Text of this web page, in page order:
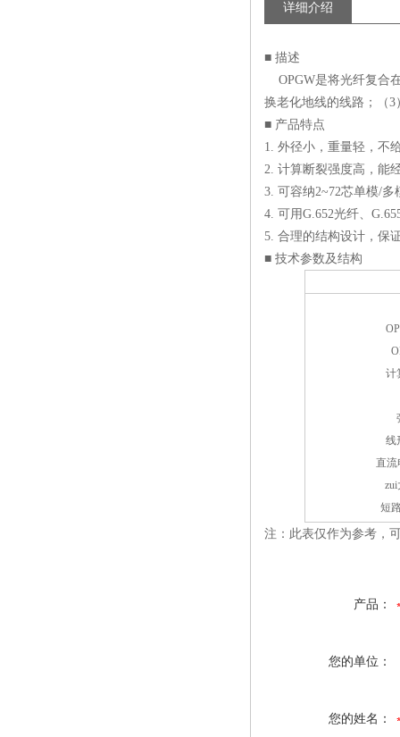
详细介绍
■ 描述
OPGW是将光纤复合
换老化地线的线路；（
■ 产品特点
1. 外径小，重量轻，不
2. 计算断裂强度高，能
3. 可容纳2~72芯单模/
4. 可用G.652光纤、
5. 合理的结构设计，保
■ 技术参数及结构
计
线
直
短
注：此表仅作为参考，
产品：
您的单位：
您的姓名：